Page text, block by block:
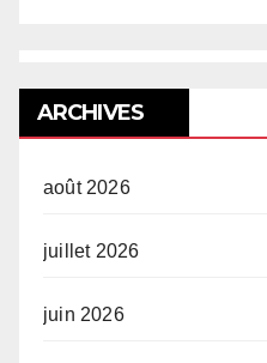
ARCHIVES
août 2026
juillet 2026
juin 2026